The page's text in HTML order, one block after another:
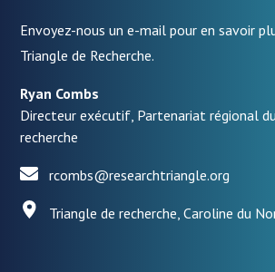
Envoyez-nous un e-mail pour en savoir
Triangle de Recherche.
Ryan Combs
Directeur exécutif, Partenariat régional
recherche
rcombs@researchtriangle.org
Triangle de recherche, Caroline du